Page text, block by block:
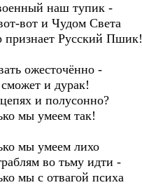
наш тупик -
вот и Чудом Света
Русский Пшик!
ожесточённо -
и дурак!
и полусонно?
мы умеем так!
мы умеем лихо
во тьму идти -
мы с отвагой психа